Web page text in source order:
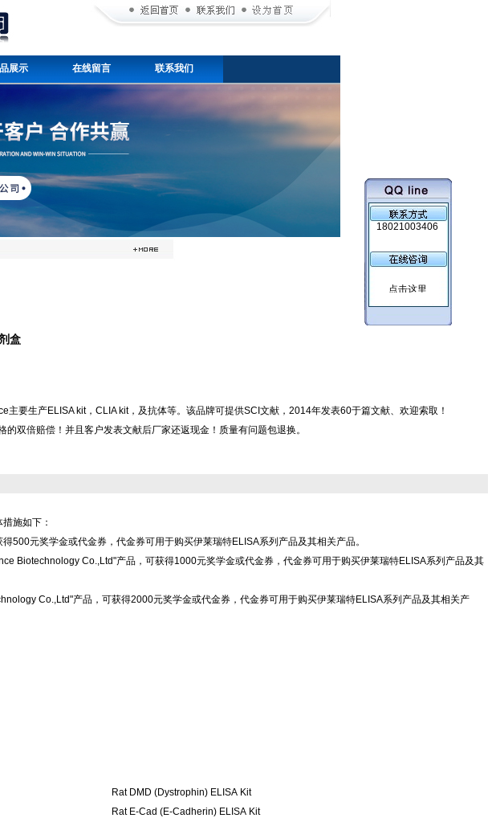
展示 在线留言 联系我们
18021003406
盒
要生产ELISA kit，CLIA kit，及抗体等。该品牌可提供SCI文献，2014年发表60于篇文献、欢迎索取！
双倍赔偿！并且客户发表文献后厂家还返现金！质量有问题包退换。
施如下：
500元奖学金或代金券，代金券可用于购买伊莱瑞特ELISA系列产品及其相关产品。
Biotechnology Co.,Ltd"产品，可获得1000元奖学金或代金券，代金券可用于购买伊莱瑞特ELISA系列产品及其
Co.,Ltd"产品，可获得2000元奖学金或代金券，代金券可用于购买伊莱瑞特ELISA系列产品及其相关产
Rat DMD (Dystrophin) ELISA Kit
Rat E-Cad (E-Cadherin) ELISA Kit